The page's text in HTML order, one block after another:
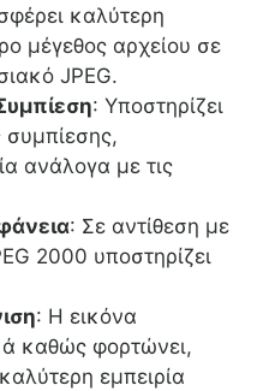
καλύτερη
μέγεθος αρχείου σε
JPEG.
: Υποστηρίζει
συμπίεσης,
ανάλογα με τις
: Σε αντίθεση με
2000 υποστηρίζει
: Η εικόνα
καθώς φορτώνει,
εμπειρία